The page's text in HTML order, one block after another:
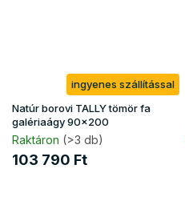
ingyenes szállítással
Natúr borovi TALLY tömör fa
galériaágy 90x200
Raktáron (>3 db)
103 790 Ft